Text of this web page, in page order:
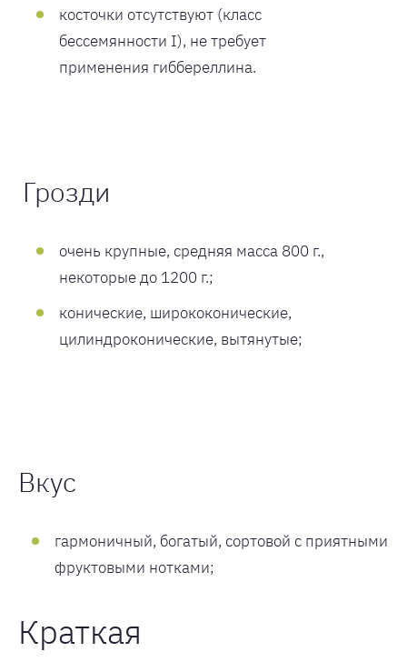
косточки отсутствуют (класс
бессемянности I), не требует
применения гиббереллина.
Грозди
очень крупные, средняя масса 800 г.,
некоторые до 1200 г.;
конические, ширококонические,
цилиндроконические, вытянутые;
Вкус
гармоничный, богатый, сортовой с приятными
фруктовыми нотками;
Краткая